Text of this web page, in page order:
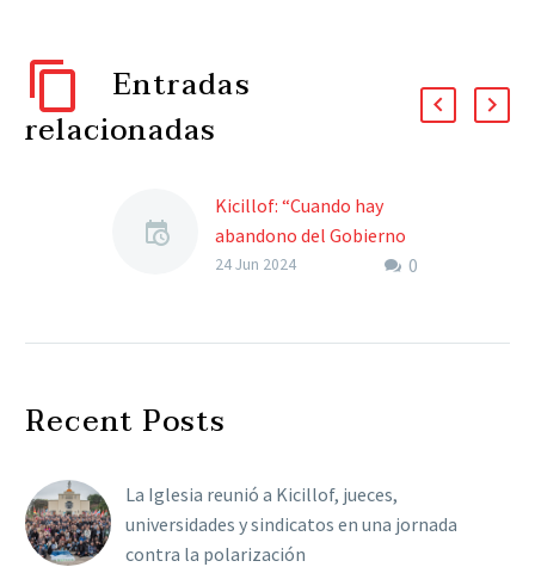
Entradas
relacionadas
Kicillof: “Cuando hay
abandono del Gobierno
nacional, hay esfuerzo
Aires, junto a miembros
habló sobre la planta
de…
0
24 Jun 2024
Recent Posts
La Iglesia reunió a Kicillof, jueces,
universidades y sindicatos en una jornada
contra la polarización